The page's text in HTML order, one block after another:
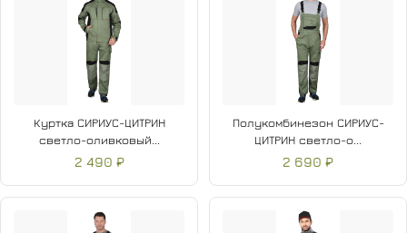
Куртка СИРИУС-ЦИТРИН
светло-оливковый...
2 490 ₽
Полукомбинезон СИРИУС-
ЦИТРИН светло-о...
2 690 ₽